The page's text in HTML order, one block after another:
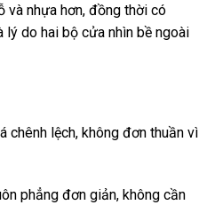
và nhựa hơn, đồng thời có
do hai bộ cửa nhìn bề ngoài
chênh lệch, không đơn thuần vì
phẳng đơn giản, không cần